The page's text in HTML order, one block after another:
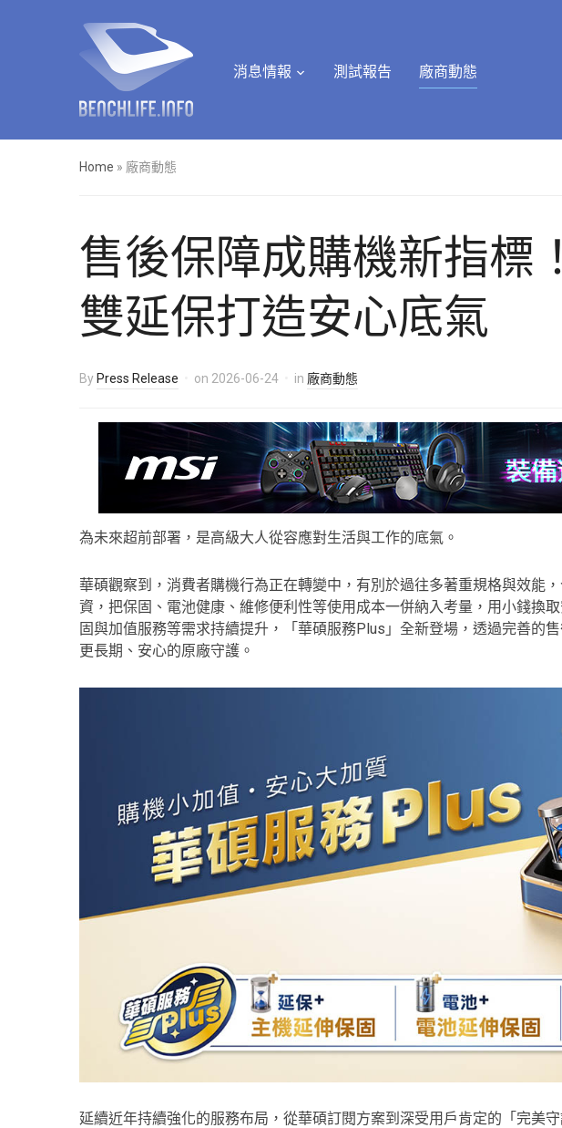
消息情報 測試報告 廠商動態
Home » 廠商動態
售後保障成購機新指標
雙延保打造安心底氣
By Press Release on 2026-06-24 in 廠商動態
為未來超前部署，是高級大人從容應對生活與工作的底氣。
華碩觀察到，消費者購機行為正在轉變中，有別於過往多著重規格與效能
資，把保固、電池健康、維修便利性等使用成本一併納入考量，用小錢換
固與加值服務等需求持續提升，「華碩服務Plus」全新登場，透過完善的
更長期、安心的原廠守護。
延續近年持續強化的服務布局，從華碩訂閱方案到深受用戶肯定的「完美